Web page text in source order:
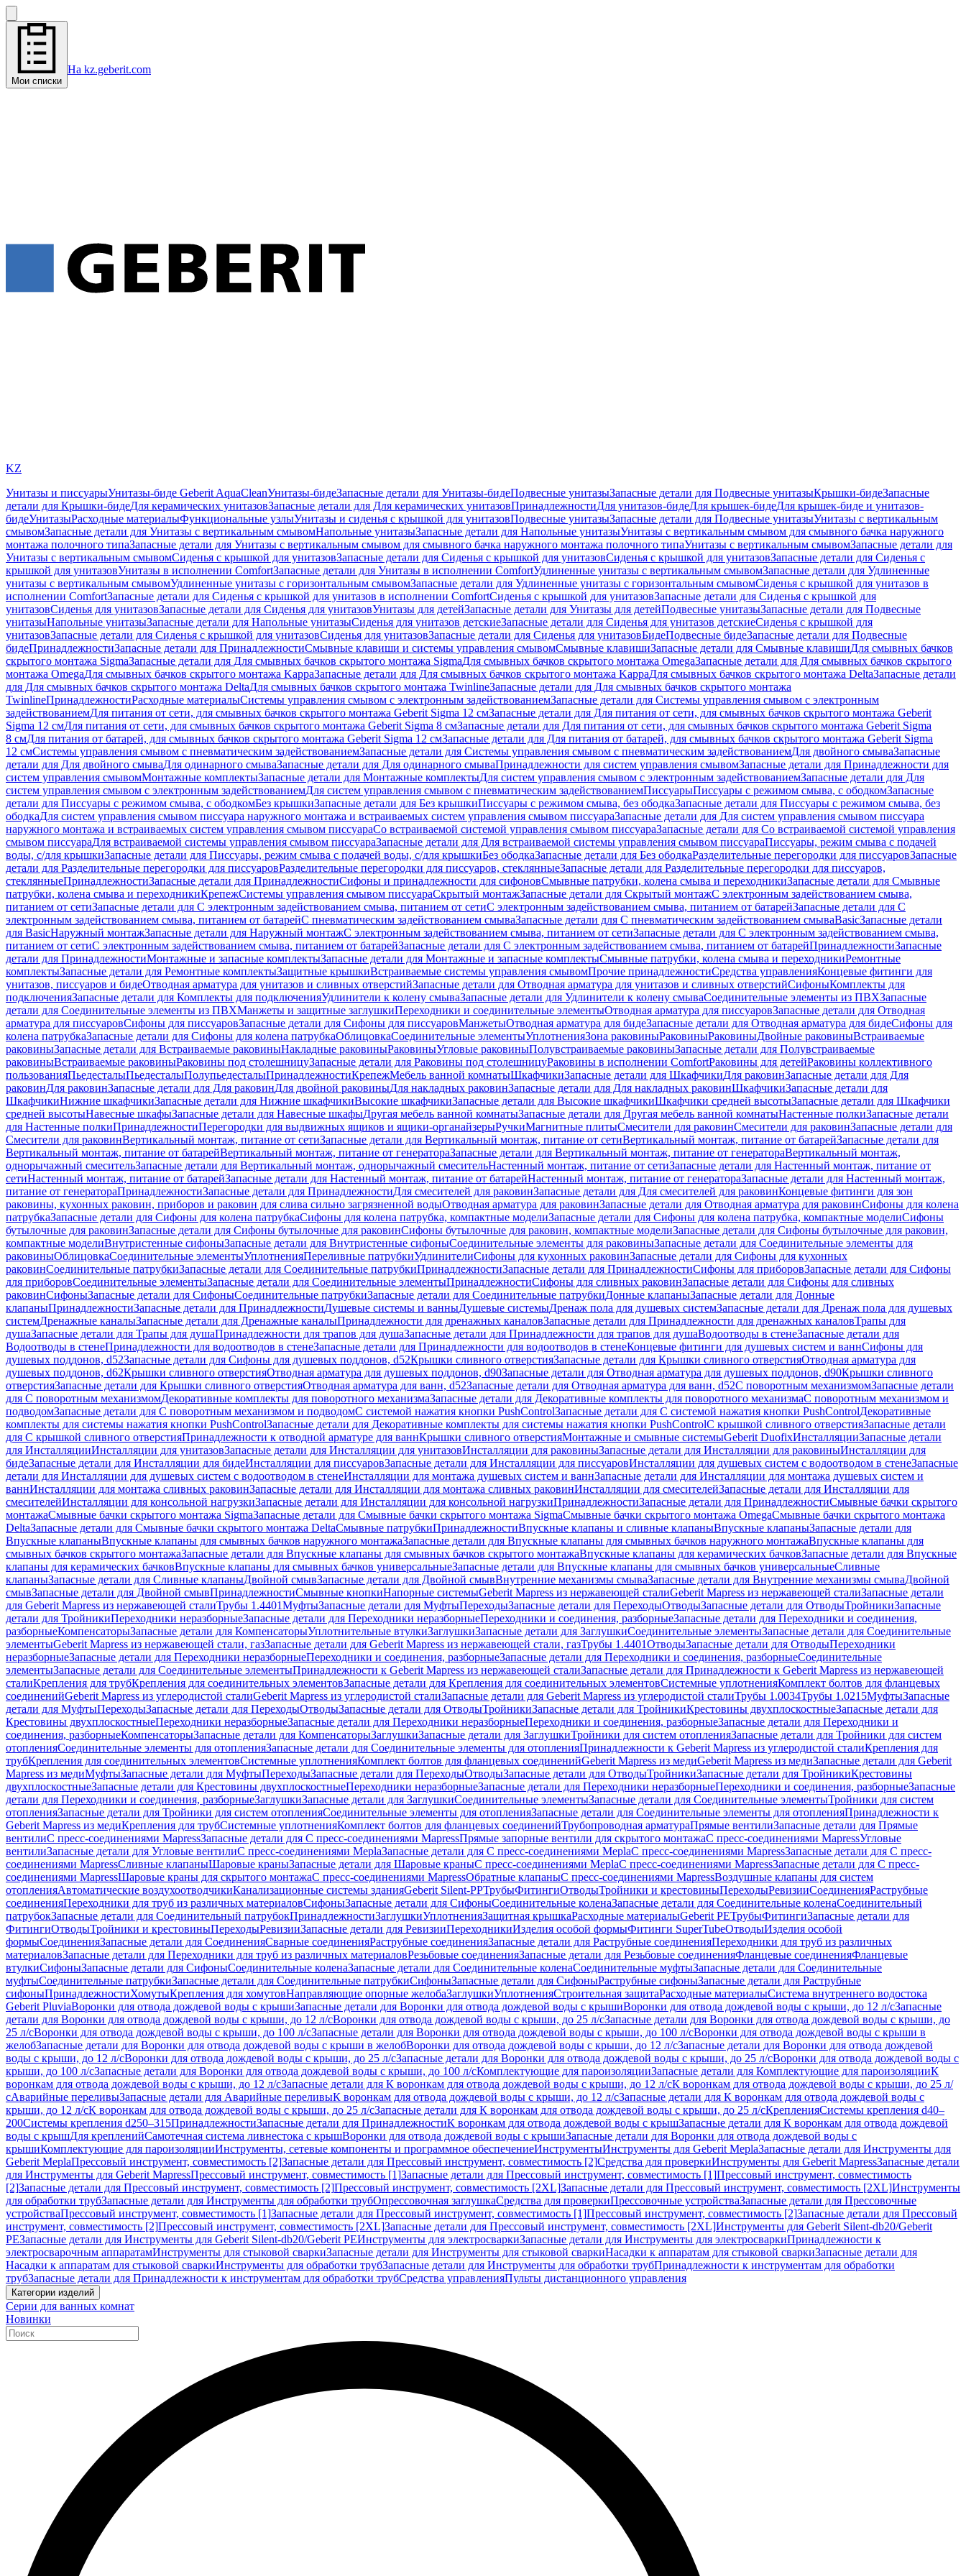
Мои списки
На kz.geberit.com
KZ
Унитазы и писсуарыУнитазы-биде Geberit AquaCleanУнитазы-бидеЗапасные детали для Унитазы-бидеПодвесные унитазыЗапасные детали для Подвесные унитазыКрышки-бидеЗапасные
детали для Крышки-бидеДля керамических унитазовЗапасные детали для Для керамических унитазовПринадлежностиДля унитазов-бидеДля крышек-бидеДля крышек-биде и унитазов-
бидеУнитазыРасходные материалыФункциональные узлыУнитазы и сиденья с крышкой для унитазовПодвесные унитазыЗапасные детали для Подвесные унитазыУнитазы с вертикальным
смывомЗапасные детали для Унитазы с вертикальным смывомНапольные унитазыЗапасные детали для Напольные унитазыУнитазы с вертикальным смывом для смывного бачка наружного
монтажа полочного типаЗапасные детали для Унитазы с вертикальным смывом для смывного бачка наружного монтажа полочного типаУнитазы с вертикальным смывомЗапасные детали для
Унитазы с вертикальным смывомСиденья с крышкой для унитазовЗапасные детали для Сиденья с крышкой для унитазовСиденья с крышкой для унитазовЗапасные детали для Сиденья с
крышкой для унитазовУнитазы в исполнении ComfortЗапасные детали для Унитазы в исполнении ComfortУдлиненные унитазы с вертикальным смывомЗапасные детали для Удлиненные
унитазы с вертикальным смывомУдлиненные унитазы с горизонтальным смывомЗапасные детали для Удлиненные унитазы с горизонтальным смывомСиденья с крышкой для унитазов в
исполнении ComfortЗапасные детали для Сиденья с крышкой для унитазов в исполнении ComfortСиденья с крышкой для унитазовЗапасные детали для Сиденья с крышкой для
унитазовСиденья для унитазовЗапасные детали для Сиденья для унитазовУнитазы для детейЗапасные детали для Унитазы для детейПодвесные унитазыЗапасные детали для Подвесные
унитазыНапольные унитазыЗапасные детали для Напольные унитазыСиденья для унитазов детскиеЗапасные детали для Сиденья для унитазов детскиеСиденья с крышкой для
унитазовЗапасные детали для Сиденья с крышкой для унитазовСиденья для унитазовЗапасные детали для Сиденья для унитазовБидеПодвесные бидеЗапасные детали для Подвесные
бидеПринадлежностиЗапасные детали для ПринадлежностиСмывные клавиши и системы управления смывомСмывные клавишиЗапасные детали для Смывные клавишиДля смывных бачков
скрытого монтажа SigmaЗапасные детали для Для смывных бачков скрытого монтажа SigmaДля смывных бачков скрытого монтажа OmegaЗапасные детали для Для смывных бачков скрытого
монтажа OmegaДля смывных бачков скрытого монтажа KappaЗапасные детали для Для смывных бачков скрытого монтажа KappaДля смывных бачков скрытого монтажа DeltaЗапасные детали
для Для смывных бачков скрытого монтажа DeltaДля смывных бачков скрытого монтажа TwinlineЗапасные детали для Для смывных бачков скрытого монтажа
TwinlineПринадлежностиРасходные материалыСистемы управления смывом с электронным задействованиемЗапасные детали для Системы управления смывом с электронным
задействованиемДля питания от сети, для смывных бачков скрытого монтажа Geberit Sigma 12 смЗапасные детали для Для питания от сети, для смывных бачков скрытого монтажа Geberit
Sigma 12 смДля питания от сети, для смывных бачков скрытого монтажа Geberit Sigma 8 смЗапасные детали для Для питания от сети, для смывных бачков скрытого монтажа Geberit Sigma
8 смДля питания от батарей, для смывных бачков скрытого монтажа Geberit Sigma 12 смЗапасные детали для Для питания от батарей, для смывных бачков скрытого монтажа Geberit Sigma
12 смСистемы управления смывом с пневматическим задействованиемЗапасные детали для Системы управления смывом с пневматическим задействованиемДля двойного смываЗапасные
детали для Для двойного смываДля одинарного смываЗапасные детали для Для одинарного смываПринадлежности для систем управления смывомЗапасные детали для Принадлежности для
систем управления смывомМонтажные комплектыЗапасные детали для Монтажные комплектыДля систем управления смывом с электронным задействованиемЗапасные детали для Для
систем управления смывом с электронным задействованиемДля систем управления смывом с пневматическим задействованиемПиссуарыПиссуары с режимом смыва, с ободкомЗапасные
детали для Писсуары с режимом смыва, с ободкомБез крышкиЗапасные детали для Без крышкиПиссуары с режимом смыва, без ободкаЗапасные детали для Писсуары с режимом смыва, без
ободкаДля систем управления смывом писсуара наружного монтажа и встраиваемых систем управления смывом писсуараЗапасные детали для Для систем управления смывом писсуара
наружного монтажа и встраиваемых систем управления смывом писсуараСо встраиваемой системой управления смывом писсуараЗапасные детали для Со встраиваемой системой управления
смывом писсуараДля встраиваемой системы управления смывом писсуараЗапасные детали для Для встраиваемой системы управления смывом писсуараПиссуары, режим смыва с подачей
воды, с/для крышкиЗапасные детали для Писсуары, режим смыва с подачей воды, с/для крышкиБез ободкаЗапасные детали для Без ободкаРазделительные перегородки для писсуаровЗапасные
детали для Разделительные перегородки для писсуаровРазделительные перегородки для писсуаров, стеклянныеЗапасные детали для Разделительные перегородки для писсуаров,
стеклянныеПринадлежностиЗапасные детали для ПринадлежностиСифоны и принадлежности для сифоновСмывные патрубки, колена смыва и переходникиЗапасные детали для Смывные
патрубки, колена смыва и переходникиКрепежСистемы управления смывом писсуараСкрытый монтажЗапасные детали для Скрытый монтажС электронным задействованием смыва,
питанием от сетиЗапасные детали для С электронным задействованием смыва, питанием от сетиС электронным задействованием смыва, питанием от батарейЗапасные детали для С
электронным задействованием смыва, питанием от батарейС пневматическим задействованием смываЗапасные детали для С пневматическим задействованием смываBasicЗапасные детали
для BasicНаружный монтажЗапасные детали для Наружный монтажС электронным задействованием смыва, питанием от сетиЗапасные детали для С электронным задействованием смыва,
питанием от сетиС электронным задействованием смыва, питанием от батарейЗапасные детали для С электронным задействованием смыва, питанием от батарейПринадлежностиЗапасные
детали для ПринадлежностиМонтажные и запасные комплектыЗапасные детали для Монтажные и запасные комплектыСмывные патрубки, колена смыва и переходникиРемонтные
комплектыЗапасные детали для Ремонтные комплектыЗащитные крышкиВстраиваемые системы управления смывомПрочие принадлежностиСредства управленияКонцевые фитинги для
унитазов, писсуаров и бидеОтводная арматура для унитазов и сливных отверстийЗапасные детали для Отводная арматура для унитазов и сливных отверстийСифоныКомплекты для
подключенияЗапасные детали для Комплекты для подключенияУдлинители к колену смываЗапасные детали для Удлинители к колену смываСоединительные элементы из ПВХЗапасные
детали для Соединительные элементы из ПВХМанжеты и защитные заглушкиПереходники и соединительные элементыОтводная арматура для писсуаровЗапасные детали для Отводная
арматура для писсуаровCифоны для писсуаровЗапасные детали для Cифоны для писсуаровМанжетыОтводная арматура для бидеЗапасные детали для Отводная арматура для бидеСифоны для
колена патрубкаЗапасные детали для Сифоны для колена патрубкаОблицовкаСоединительные элементыУплотненияЗона раковиныРаковиныРаковиныДвойные раковиныВстраиваемые
раковиныЗапасные детали для Встраиваемые раковиныНакладные раковиныРаковиныУгловые раковиныПолувстраиваемые раковиныЗапасные детали для Полувстраиваемые
раковиныВстраиваемые раковиныРаковины под столешницуЗапасные детали для Раковины под столешницуРаковины в исполнении ComfortPаковины для детейРаковины коллективного
пользованияПьедесталыПьедесталыПолупьедесталыПринадлежностиКрепежМебель ванной комнатыШкафчикиЗапасные детали для ШкафчикиДля раковинЗапасные детали для Для
раковинДля раковинЗапасные детали для Для раковинДля двойной раковиныДля накладных pаковинЗапасные детали для Для накладных pаковинШкафчикиЗапасные детали для
ШкафчикиНижние шкафчикиЗапасные детали для Нижние шкафчикиВысокие шкафчикиЗапасные детали для Высокие шкафчикиШкафчики средней высотыЗапасные детали для Шкафчики
средней высотыНавесные шкафыЗапасные детали для Навесные шкафыДругая мебель ванной комнатыЗапасные детали для Другая мебель ванной комнатыНастенные полкиЗапасные детали
для Настенные полкиПринадлежностиПерегородки для выдвижных ящиков и ящики-органайзерыРучкиМагнитные плитыСмесители для раковинСмесители для раковинЗапасные детали для
Смесители для раковинВертикальный монтаж, питание от сетиЗапасные детали для Вертикальный монтаж, питание от сетиВертикальный монтаж, питание от батарейЗапасные детали для
Вертикальный монтаж, питание от батарейВертикальный монтаж, питание от генератораЗапасные детали для Вертикальный монтаж, питание от генератораВертикальный монтаж,
однорычажный смесительЗапасные детали для Вертикальный монтаж, однорычажный смесительНастенный монтаж, питание от сетиЗапасные детали для Настенный монтаж, питание от
сетиНастенный монтаж, питание от батарейЗапасные детали для Настенный монтаж, питание от батарейНастенный монтаж, питание от генератораЗапасные детали для Настенный монтаж,
питание от генератораПринадлежностиЗапасные детали для ПринадлежностиДля смесителей для раковинЗапасные детали для Для смесителей для раковинКонцевые фитинги для зон
раковины, кухонных раковин, приборов и раковин для слива сильно загрязненной водыОтводная арматура для раковинЗапасные детали для Отводная арматура для раковинСифоны для колена
патрубкаЗапасные детали для Сифоны для колена патрубкаСифоны для колена патрубка, компактные моделиЗапасные детали для Сифоны для колена патрубка, компактные моделиСифоны
бутылочные для раковинЗапасные детали для Сифоны бутылочные для раковинСифоны бутылочные для раковин, компактные моделиЗапасные детали для Сифоны бутылочные для раковин,
компактные моделиВнутристенные сифоныЗапасные детали для Внутристенные сифоныСоединительные элементы для раковиныЗапасные детали для Соединительные элементы для
раковиныОблицовкаСоединительные элементыУплотненияПереливные патрубкиУдлинителиСифоны для кухонных раковинЗапасные детали для Сифоны для кухонных
раковинСоединительные патрубкиЗапасные детали для Соединительные патрубкиПринадлежностиЗапасные детали для ПринадлежностиСифоны для приборовЗапасные детали для Сифоны
для приборовСоединительные элементыЗапасные детали для Соединительные элементыПринадлежностиСифоны для сливных раковинЗапасные детали для Сифоны для сливных
раковинСифоныЗапасные детали для СифоныСоединительные патрубкиЗапасные детали для Соединительные патрубкиДонные клапаныЗапасные детали для Донные
клапаныПринадлежностиЗапасные детали для ПринадлежностиДушевые системы и ванныДушевые системыДренаж пола для душевых системЗапасные детали для Дренаж пола для душевых
системДренажные каналыЗапасные детали для Дренажные каналыПринадлежности для дренажных каналовЗапасные детали для Принадлежности для дренажных каналовТрапы для
душаЗапасные детали для Трапы для душаПринадлежности для трапов для душаЗапасные детали для Принадлежности для трапов для душаВодоотводы в стенеЗапасные детали для
Водоотводы в стенеПринадлежности для водоотводов в стенеЗапасные детали для Принадлежности для водоотводов в стенеКонцевые фитинги для душевых систем и ваннСифоны для
душевых поддонов, d52Запасные детали для Сифоны для душевых поддонов, d52Крышки сливного отверстияЗапасные детали для Крышки сливного отверстияОтводная арматура для
душевых поддонов, d62Крышки сливного отверстияОтводная арматура для душевых поддонов, d90Запасные детали для Отводная арматура для душевых поддонов, d90Крышки сливного
отверстияЗапасные детали для Крышки сливного отверстияОтводная арматура для ванн, d52Запасные детали для Отводная арматура для ванн, d52С поворотным механизмомЗапасные детали
для С поворотным механизмомДекоративные комплекты для поворотного механизмаЗапасные детали для Декоративные комплекты для поворотного механизмаС поворотным механизмом и
подводомЗапасные детали для С поворотным механизмом и подводомС системой нажатия кнопки PushControlЗапасные детали для С системой нажатия кнопки PushControlДекоративные
комплекты для системы нажатия кнопки PushControlЗапасные детали для Декоративные комплекты для системы нажатия кнопки PushControlС крышкой сливного отверстияЗапасные детали
для С крышкой сливного отверстияПринадлежности к отводной арматуре для ваннКрышки сливного отверстияМонтажные и смывные системыGeberit DuofixИнсталляцииЗапасные детали
для ИнсталляцииИнсталляции для унитазовЗапасные детали для Инсталляции для унитазовИнсталляции для раковиныЗапасные детали для Инсталляции для раковиныИнсталляции для
бидеЗапасные детали для Инсталляции для бидеИнсталляции для писсуаровЗапасные детали для Инсталляции для писсуаровИнсталляции для душевых систем с водоотводом в стенеЗапасные
детали для Инсталляции для душевых систем с водоотводом в стенеИнсталляции для монтажа душевых систем и ваннЗапасные детали для Инсталляции для монтажа душевых систем и
ваннИнсталляции для монтажа сливных раковинЗапасные детали для Инсталляции для монтажа сливных раковинИнсталляции для смесителейЗапасные детали для Инсталляции для
смесителейИнсталляции для консольной нагрузкиЗапасные детали для Инсталляции для консольной нагрузкиПринадлежностиЗапасные детали для ПринадлежностиСмывные бачки скрытого
монтажаСмывные бачки скрытого монтажа SigmaЗапасные детали для Смывные бачки скрытого монтажа SigmaСмывные бачки скрытого монтажа OmegaСмывные бачки скрытого монтажа
DeltaЗапасные детали для Смывные бачки скрытого монтажа DeltaСмывные патрубкиПринадлежностиВпускные клапаны и сливные клапаныВпускные клапаныЗапасные детали для
Впускные клапаныВпускные клапаны для смывных бачков наружного монтажаЗапасные детали для Впускные клапаны для смывных бачков наружного монтажаВпускные клапаны для
смывных бачков скрытого монтажаЗапасные детали для Впускные клапаны для смывных бачков скрытого монтажаВпускные клапаны для керамических бачковЗапасные детали для Впускные
клапаны для керамических бачковВпускные клапаны для смывных бачков универсальныеЗапасные детали для Впускные клапаны для смывных бачков универсальныеСливные
клапаныЗапасные детали для Сливные клапаныДвойной смывЗапасные детали для Двойной смывВнутренние механизмы смываЗапасные детали для Внутренние механизмы смываДвойной
смывЗапасные детали для Двойной смывПринадлежностиСмывные кнопкиНапорные системыGeberit Mapress из нержавеющей сталиGeberit Mapress из нержавеющей сталиЗапасные детали
для Geberit Mapress из нержавеющей сталиТрубы 1.4401МуфтыЗапасные детали для МуфтыПереходыЗапасные детали для ПереходыОтводыЗапасные детали для ОтводыТройникиЗапасные
детали для ТройникиПереходники неразборныеЗапасные детали для Переходники неразборныеПереходники и соединения, разборныеЗапасные детали для Переходники и соединения,
разборныеКомпенсаторыЗапасные детали для КомпенсаторыУплотнительные втулкиЗаглушкиЗапасные детали для ЗаглушкиСоединительные элементыЗапасные детали для Соединительные
элементыGeberit Mapress из нержавеющей стали, газЗапасные детали для Geberit Mapress из нержавеющей стали, газТрубы 1.4401ОтводыЗапасные детали для ОтводыПереходники
неразборныеЗапасные детали для Переходники неразборныеПереходники и соединения, разборныеЗапасные детали для Переходники и соединения, разборныеСоединительные
элементыЗапасные детали для Соединительные элементыПринадлежности к Geberit Mapress из нержавеющей сталиЗапасные детали для Принадлежности к Geberit Mapress из нержавеющей
сталиКрепления для трубКрепления для соединительных элементовЗапасные детали для Крепления для соединительных элементовСистемные уплотненияКомплект болтов для фланцевых
соединенийGeberit Mapress из углеродистой сталиGeberit Mapress из углеродистой сталиЗапасные детали для Geberit Mapress из углеродистой сталиТрубы 1.0034Трубы 1.0215МуфтыЗапасные
детали для МуфтыПереходыЗапасные детали для ПереходыОтводыЗапасные детали для ОтводыТройникиЗапасные детали для ТройникиКрестовины двухплоскостныеЗапасные детали для
Крестовины двухплоскостныеПереходники неразборныеЗапасные детали для Переходники неразборныеПереходники и соединения, разборныеЗапасные детали для Переходники и
соединения, разборныеКомпенсаторыЗапасные детали для КомпенсаторыЗаглушкиЗапасные детали для ЗаглушкиТройники для систем отопленияЗапасные детали для Тройники для систем
отопленияСоединительные элементы для отопленияЗапасные детали для Соединительные элементы для отопленияПринадлежности к Geberit Mapress из углеродистой сталиКрепления для
трубКрепления для соединительных элементовСистемные уплотненияКомплект болтов для фланцевых соединенийGeberit Mapress из медиGeberit Mapress из медиЗапасные детали для Geberit
Mapress из медиМуфтыЗапасные детали для МуфтыПереходыЗапасные детали для ПереходыОтводыЗапасные детали для ОтводыТройникиЗапасные детали для ТройникиКрестовины
двухплоскостныеЗапасные детали для Крестовины двухплоскостныеПереходники неразборныеЗапасные детали для Переходники неразборныеПереходники и соединения, разборныеЗапасные
детали для Переходники и соединения, разборныеЗаглушкиЗапасные детали для ЗаглушкиСоединительные элементыЗапасные детали для Соединительные элементыТройники для систем
отопленияЗапасные детали для Тройники для систем отопленияСоединительные элементы для отопленияЗапасные детали для Соединительные элементы для отопленияПринадлежности к
Geberit Mapress из медиКрепления для трубСистемные уплотненияКомплект болтов для фланцевых соединенийТрубопроводная арматураПрямые вентилиЗапасные детали для Прямые
вентилиС пресс-соединениями MapressЗапасные детали для С пресс-соединениями MapressПрямые запорные вентили для скрытого монтажаС пресс-соединениями MapressУгловые
вентилиЗапасные детали для Угловые вентилиС пресс-соединениями MeplaЗапасные детали для С пресс-соединениями MeplaС пресс-соединениями MapressЗапасные детали для С пресс-
соединениями MapressСливные клапаныШаровые краныЗапасные детали для Шаровые краныС пресс-соединениями MeplaС пресс-соединениями MapressЗапасные детали для С пресс-
соединениями MapressШаровые краны для скрытого монтажаС пресс-соединениями MapressОбратные клапаныС пресс-соединениями MapressВоздушные клапаны для систем
отопленияАвтоматические воздухоотводчикиКанализационные системы зданияGeberit Silent-PPТрубыФитингиОтводыТройники и крестовиныПереходыРевизииСоединенияРаструбные
соединенияПереходники для труб из различных материаловСифоныЗапасные детали для СифоныСоединительные коленаЗапасные детали для Соединительные коленаСоединительный
патрубокЗапасные детали для Соединительный патрубокПринадлежностиЗаглушкиУплотненияЗащитная крышкаРасходные материалыGeberit PEТрубыФитингиЗапасные детали для
ФитингиОтводыТройники и крестовиныПереходыРевизииЗапасные детали для РевизииПереходникиИзделия особой формыФитинги SuperTubeОтводыИзделия особой
формыСоединенияЗапасные детали для СоединенияСварные соединенияРаструбные соединенияЗапасные детали для Раструбные соединенияПереходники для труб из различных
материаловЗапасные детали для Переходники для труб из различных материаловРезьбовые соединенияЗапасные детали для Резьбовые соединенияФланцевые соединенияФланцевые
втулкиСифоныЗапасные детали для СифоныСоединительные коленаЗапасные детали для Соединительные коленаСоединительные муфтыЗапасные детали для Соединительные
муфтыСоединительные патрубкиЗапасные детали для Соединительные патрубкиСифоныЗапасные детали для СифоныРаструбные сифоныЗапасные детали для Раструбные
сифоныПринадлежностиХомутыКрепления для хомутовНаправляющие опорные желобаЗаглушкиУплотненияСтроительная защитаРасходные материалыСистема внутреннего водостока
Geberit PluviaВоронки для отвода дождевой воды с крышиЗапасные детали для Воронки для отвода дождевой воды с крышиВоронки для отвода дождевой воды с крыши, до 12 л/сЗапасные
детали для Воронки для отвода дождевой воды с крыши, до 12 л/сВоронки для отвода дождевой воды с крыши, до 25 л/сЗапасные детали для Воронки для отвода дождевой воды с крыши, до
25 л/сВоронки для отвода дождевой воды с крыши, до 100 л/сЗапасные детали для Воронки для отвода дождевой воды с крыши, до 100 л/сВоронки для отвода дождевой воды с крыши в
желобЗапасные детали для Воронки для отвода дождевой воды с крыши в желобВоронки для отвода дождевой воды с крыши, до 12 л/сЗапасные детали для Воронки для отвода дождевой
воды с крыши, до 12 л/сВоронки для отвода дождевой воды с крыши, до 25 л/сЗапасные детали для Воронки для отвода дождевой воды с крыши, до 25 л/сВоронки для отвода дождевой воды с
крыши, до 100 л/сЗапасные детали для Воронки для отвода дождевой воды с крыши, до 100 л/сКомплектующие для пароизоляцииЗапасные детали для Комплектующие для пароизоляцииК
воронкам для отвода дождевой воды с крыши, до 12 л/сЗапасные детали для К воронкам для отвода дождевой воды с крыши, до 12 л/сК воронкам для отвода дождевой воды с крыши, до 25 л/
сАварийные переливыЗапасные детали для Аварийные переливыК воронкам для отвода дождевой воды с крыши, до 12 л/сЗапасные детали для К воронкам для отвода дождевой воды с
крыши, до 12 л/сК воронкам для отвода дождевой воды с крыши, до 25 л/сЗапасные детали для К воронкам для отвода дождевой воды с крыши, до 25 л/сКрепленияСистемы крепления d40–
200Системы крепления d250–315ПринадлежностиЗапасные детали для ПринадлежностиК воронкам для отвода дождевой воды с крышЗапасные детали для К воронкам для отвода дождевой
воды с крышДля крепленийСамотечная система ливнестока с крышВоронки для отвода дождевой воды с крышиЗапасные детали для Воронки для отвода дождевой воды с
крышиКомплектующие для пароизоляцииИнструменты, сетевые компоненты и программное обеспечениеИнструментыИнструменты для Geberit MeplaЗапасные детали для Инструменты для
Geberit MeplaПрессовый инструмент, совместимость [2]Запасные детали для Прессовый инструмент, совместимость [2]Средства для проверкиИнструменты для Geberit MapressЗапасные детали
для Инструменты для Geberit MapressПрессовый инструмент, совместимость [1]Запасные детали для Прессовый инструмент, совместимость [1]Прессовый инструмент, совместимость
[2]Запасные детали для Прессовый инструмент, совместимость [2]Прессовый инструмент, совместимость [2XL]Запасные детали для Прессовый инструмент, совместимость [2XL]Инструменты
для обработки трубЗапасные детали для Инструменты для обработки трубОпрессовочная заглушкаСредства для проверкиПрессовочные устройстваЗапасные детали для Прессовочные
устройстваПрессовый инструмент, совместимость [1]Запасные детали для Прессовый инструмент, совместимость [1]Прессовый инструмент, совместимость [2]Запасные детали для Прессовый
инструмент, совместимость [2]Прессовый инструмент, совместимость [2XL]Запасные детали для Прессовый инструмент, совместимость [2XL]Инструменты для Geberit Silent-db20/Geberit
PEЗапасные детали для Инструменты для Geberit Silent-db20/Geberit PEИнструменты для электросваркиЗапасные детали для Инструменты для электросваркиПринадлежности к
электросварочным аппаратамИнструменты для стыковой сваркиЗапасные детали для Инструменты для стыковой сваркиНасадки к аппаратам для стыковой сваркиЗапасные детали для
Насадки к аппаратам для стыковой сваркиИнструменты для обработки трубЗапасные детали для Инструменты для обработки трубПринадлежности к инструментам для обработки
трубЗапасные детали для Принадлежности к инструментам для обработки трубСредства управленияПульты дистанционного управления
Категории изделий
Серии для ванных комнат
Новинки